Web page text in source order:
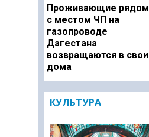
Проживающие рядом
с местом ЧП на
газопроводе
Дагестана
возвращаются в свои
дома
КУЛЬТУРА